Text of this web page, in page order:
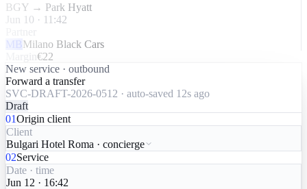
BGY → Park Hyatt
Jun 10 · 11:42
Partner
MBMilano Black Cars
€22
New service · outbound
Forward a transfer
SVC-DRAFT-2026-0512 · auto-saved 12s ago
Draft
01Origin client
Client
Bulgari Hotel Roma · concierge
02Service
Date · time
Jun 12 · 16:42